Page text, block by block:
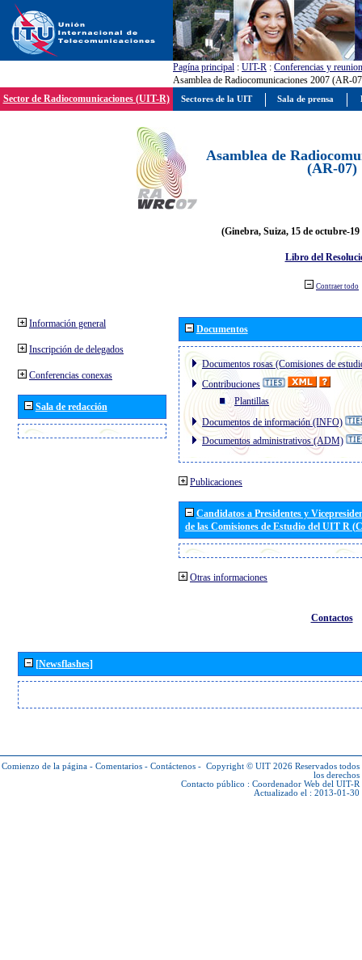
Pagína principal : UIT-R : Conferencias y
Asamblea de Radiocomunicaciones 2007 (AR-
Sector de Radiocomunicaciones (UIT-R)
Asamblea de
(AR-07)
(Ginebra, Suiza, 15 de octubre-19
Libro del
Contraer todo
Información general
Inscripción de delegados
Conferencias conexas
Sala de redacción
Documentos
Documentos rosas (Comisiones de
Contribuciones
Plantillas
Documentos de información (INFO)
Documentos administrativos (ADM)
Publicaciones
Candidatos a Presidentes y
de las Comisiones de Estudio del UIT R
Otras informaciones
Contactos
[Newsflashes]
Comienzo de la página - Comentarios - Contáctenos - Copyright © UIT 2026 Reservados todos
los derechos
Contacto público : Coordenador Web del UIT-R
Actualizado el : 2013-01-30
Sectores de la UIT Sala de prensa